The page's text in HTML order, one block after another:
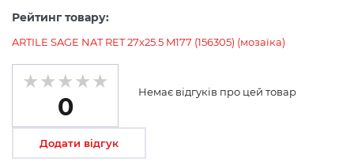
Рейтинг товару:
ARTILE SAGE NAT RET 27х25.5 M177 (156305) (мозаїка)
0
Немає відгуків про цей товар
Додати відгук